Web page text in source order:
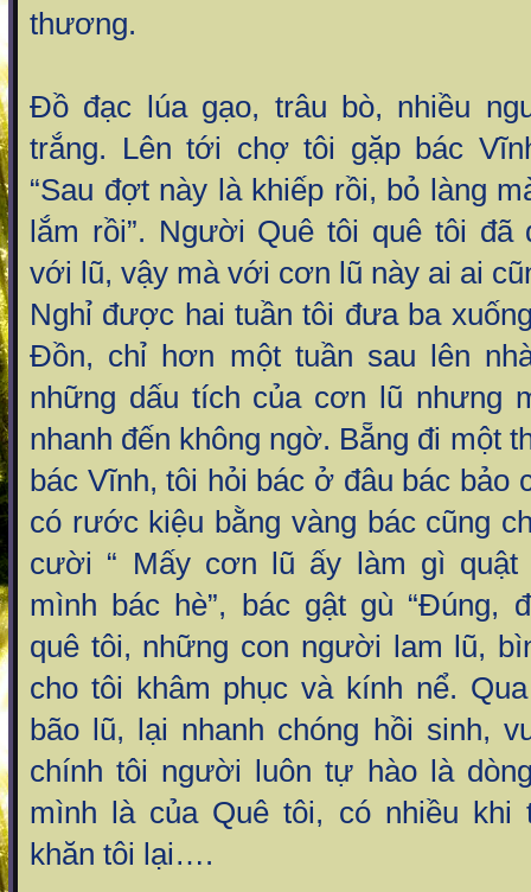
thương.
Đồ đạc lúa gạo, trâu bò, nhiều
trắng. Lên tới chợ tôi gặp bác
“Sau đợt này là khiếp rồi, bỏ làng
lắm rồi”. Người Quê tôi quê tôi đã
với lũ, vậy mà với cơn lũ này ai ai
Nghỉ được hai tuần tôi đưa ba
Đồn, chỉ hơn một tuần sau lên
những dấu tích của cơn lũ nhưng
nhanh đến không ngờ. Bẵng đi một
bác Vĩnh, tôi hỏi bác ở đâu bác bảo
có rước kiệu bằng vàng bác cũng
cười “ Mấy cơn lũ ấy làm gì
mình bác hè”, bác gật gù “Đúng,
quê tôi, những con người lam lũ,
cho tôi khâm phục và kính nể.
bão lũ, lại nhanh chóng hồi sinh,
chính tôi người luôn tự hào là
mình là của Quê tôi, có nhiều khi
khăn tôi lại….